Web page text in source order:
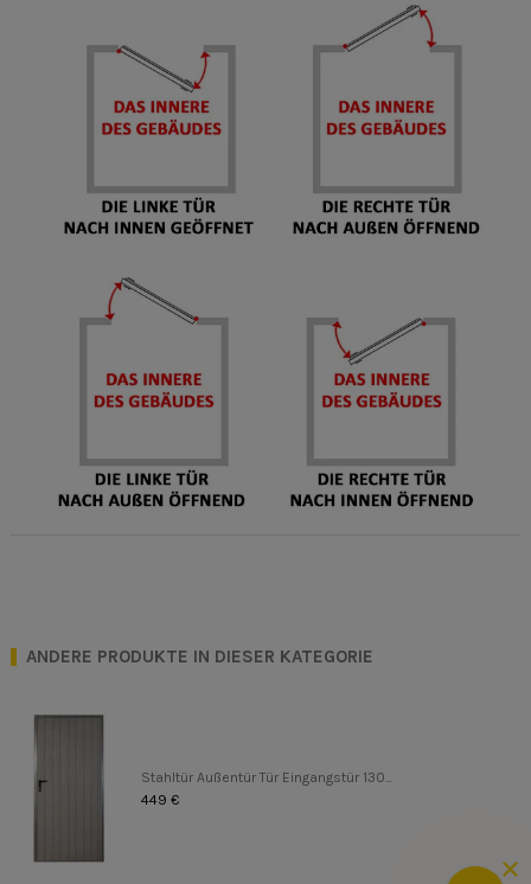
ANDERE PRODUKTE IN DIESER KATEGORIE
Stahltür Außentür Tür Eingangstür 130...
449 €